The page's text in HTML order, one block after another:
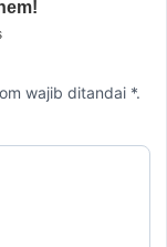
wajib ditandai *.